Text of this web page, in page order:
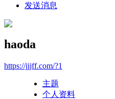
发送消息
haoda
https://jjjff.com/?1
主题
个人资料